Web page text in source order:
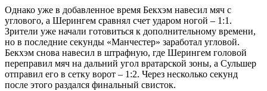
Однако уже в добавленное время Бекхэм навесил мяч с
углового, а Шерингем сравнял счет ударом ногой – 1:1.
Зрители уже начали готовиться к дополнительному времени,
но в последние секунды «Манчестер» заработал угловой.
Бекхэм снова навесил в штрафную, где Шерингем головой
переправил мяч на дальний угол вратарской зоны, а Сульшер
отправил его в сетку ворот – 1:2. Через несколько секунд
после этого раздался финальный свисток.